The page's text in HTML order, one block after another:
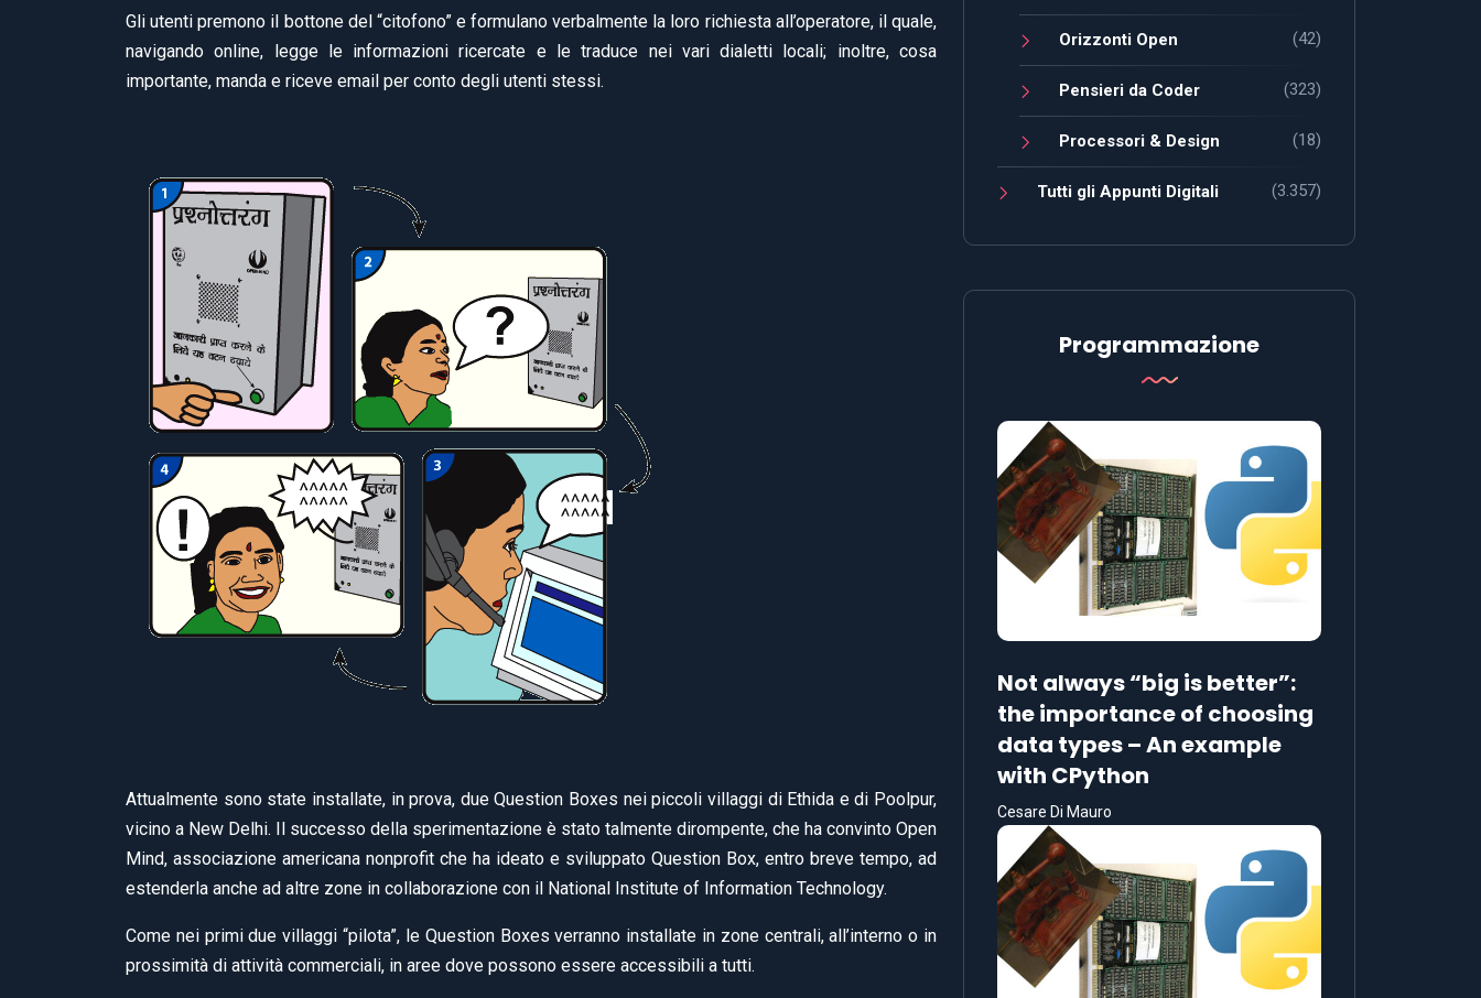
Gli utenti premono il bottone del “citofono” e formulano verbalmente la loro richiesta all’operatore, il quale,
navigando online, legge le informazioni ricercate e le traduce nei vari dialetti locali; inoltre, cosa
importante, manda e riceve email per conto degli utenti stessi.
Attualmente sono state installate, in prova, due Question Boxes nei piccoli villaggi di Ethida e di Poolpur,
vicino a New Delhi. Il successo della sperimentazione è stato talmente dirompente, che ha convinto Open
Mind, associazione americana nonprofit che ha ideato e sviluppato Question Box, entro breve tempo, ad
estenderla anche ad altre zone in collaborazione con il National Institute of Information Technology.
Come nei primi due villaggi “pilota”, le Question Boxes verranno installate in zone centrali, all’interno o in
prossimità di attività commerciali, in aree dove possono essere accessibili a tutti.
Orizzonti Open (42)
Pensieri da Coder (323)
Processori & Design (18)
Tutti gli Appunti Digitali (3.357)
Programmazione
Not always “big is better”:
the importance of choosing
data types – An example
with CPython
Cesare Di Mauro